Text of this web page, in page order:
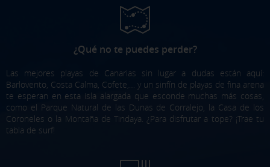
¿Qué no te puedes perder?
Las mejores playas de Canarias sin lugar a dudas están aquí:
Barlovento, Costa Calma, Cofete,… y un sinfín de playas de fina arena
te esperan en esta isla alargada que esconde muchas más cosas,
como el Parque Natural de las Dunas de Corralejo, la Casa de los
Coroneles o la Montaña de Tindaya. ¿Para disfrutar a tope? ¡Trae tu
tabla de surf!